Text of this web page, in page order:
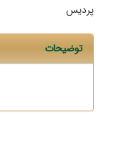
پردیس
توضیحات